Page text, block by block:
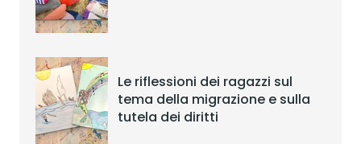
Le riflessioni dei ragazzi sul
tema della migrazione e sulla
tutela dei diritti